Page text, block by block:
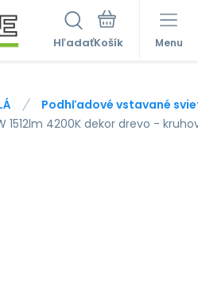
Hľadať Menu
Podhľadové vstavané
1512lm 4200K dekor drevo -